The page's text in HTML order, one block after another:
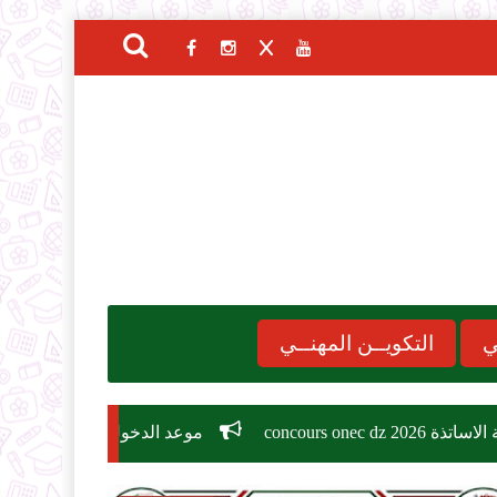
التكويــن المهنــي
موعد الدخول المدرسي 2026-2027